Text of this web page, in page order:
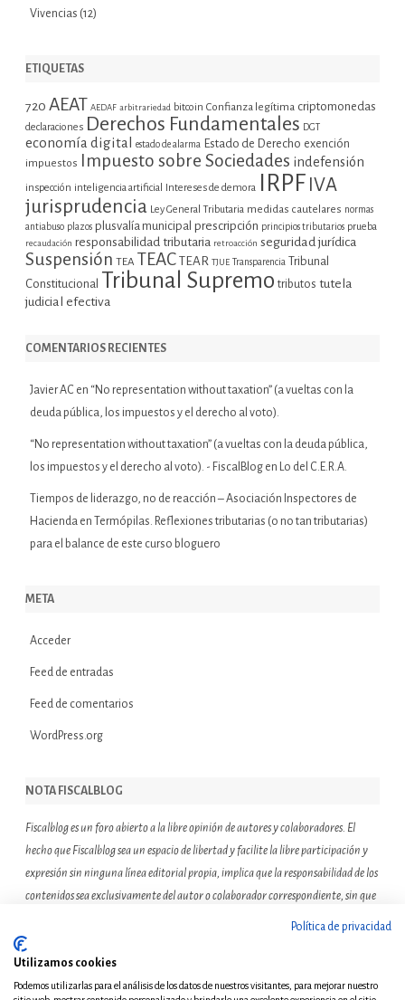
Vivencias (12)
ETIQUETAS
720 AEAT AEDAF arbitrariedad bitcoin Confianza legítima criptomonedas
declaraciones Derechos Fundamentales DGT
economía digital estado de alarma Estado de Derecho exención
impuestos Impuesto sobre Sociedades indefensión
inspección inteligencia artificial Intereses de demora IRPF IVA
jurisprudencia Ley General Tributaria medidas cautelares normas
antiabuso plazos plusvalía municipal prescripción principios tributarios prueba
recaudación responsabilidad tributaria retroacción seguridad jurídica
Suspensión TEA TEAC TEAR TJUE Transparencia Tribunal
Constitucional Tribunal Supremo tributos tutela
judicial efectiva
COMENTARIOS RECIENTES
Javier AC en “No representation without taxation” (a vueltas con la
deuda pública, los impuestos y el derecho al voto).
“No representation without taxation” (a vueltas con la deuda pública,
los impuestos y el derecho al voto). - FiscalBlog en Lo del C.E.R.A.
Tiempos de liderazgo, no de reacción – Asociación Inspectores de
Hacienda en
Termópilas. Reflexiones tributarias (o no tan tributarias)
para el balance de este curso bloguero
META
Acceder
Feed de entradas
Feed de comentarios
WordPress.org
NOTA FISCALBLOG
Fiscalblog es un foro abierto a la libre opinión de autores y colaboradores. El
hecho que Fiscalblog sea un espacio de libertad y facilite la libre participación y
expresión sin ninguna línea editorial propia, implica que la responsabilidad de los
contenidos sea exclusivamente del autor o colaborador correspondiente, sin que
ello suponga que el resto de miembros de la comunidad de Fiscalblog asuman o
compartan las reflexiones u opiniones expresadas.
Política de privacidad
Utilizamos cookies
Podemos utilizarlas para el análisis de los datos de nuestros visitantes, para mejorar nuestro